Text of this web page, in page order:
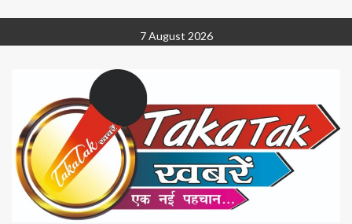
to
7 August 2026